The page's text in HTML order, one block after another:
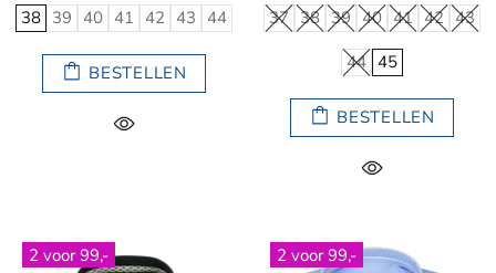
38 39 40 41 42 43 44
BESTELLEN
37 38 39 40 41 42 43
44 45
BESTELLEN
2 voor 99,- 2 voor 99,-